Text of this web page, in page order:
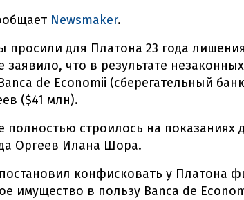
Newsmaker.
просили для Платона 23 года
заявило, что в результате
de Economii (сберегательный
($41 млн).
полностью строилось на показаниях
Оргеев Илана Шора.
конфисковать у Платона
имущество в пользу Banca de